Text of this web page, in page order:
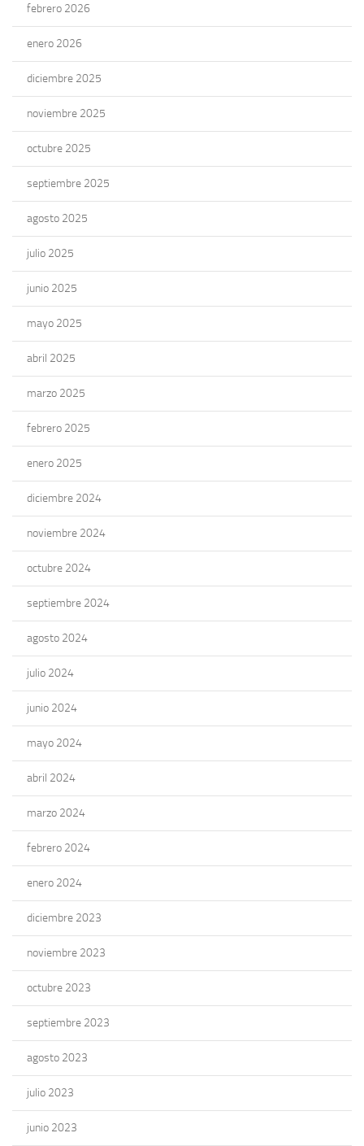
febrero 2026
enero 2026
diciembre 2025
noviembre 2025
octubre 2025
septiembre 2025
agosto 2025
julio 2025
junio 2025
mayo 2025
abril 2025
marzo 2025
febrero 2025
enero 2025
diciembre 2024
noviembre 2024
octubre 2024
septiembre 2024
agosto 2024
julio 2024
junio 2024
mayo 2024
abril 2024
marzo 2024
febrero 2024
enero 2024
diciembre 2023
noviembre 2023
octubre 2023
septiembre 2023
agosto 2023
julio 2023
junio 2023